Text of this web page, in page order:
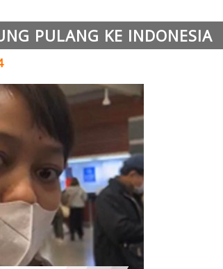
PULANG KE INDONESIA